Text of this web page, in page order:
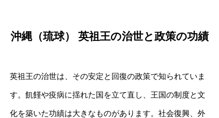
沖縄（琉球） 英祖王の治世と政策の功績
英祖王の治世は、その安定と回復の政策で知られていま
す。飢饉や疫病に揺れた国を立て直し、王国の制度と文
化を築いた功績は大きなものがあります。社会復興、外